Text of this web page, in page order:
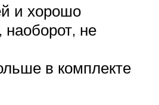
и хорошо
не
в комплекте